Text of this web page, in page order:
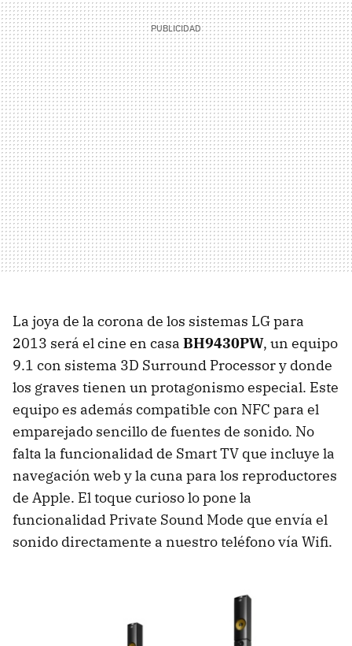
La joya de la corona de los sistemas LG para
2013 será el cine en casa BH9430PW, un equipo
9.1 con sistema 3D Surround Processor y donde
los graves tienen un protagonismo especial. Este
equipo es además compatible con NFC para el
emparejado sencillo de fuentes de sonido. No
falta la funcionalidad de Smart TV que incluye la
navegación web y la cuna para los reproductores
de Apple. El toque curioso lo pone la
funcionalidad Private Sound Mode que envía el
sonido directamente a nuestro teléfono vía Wifi.